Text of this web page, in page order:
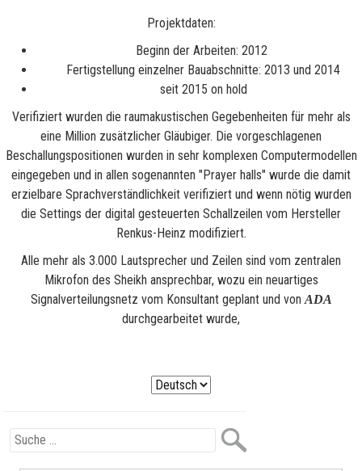
Projektdaten:
Beginn der Arbeiten: 2012
Fertigstellung einzelner Bauabschnitte: 2013 und 2014
seit 2015 on hold
Verifiziert wurden die raumakustischen Gegebenheiten für mehr als
eine Million zusätzlicher Gläubiger. Die vorgeschlagenen
Beschallungspositionen wurden in sehr komplexen Computermodellen
eingegeben und in allen sogenannten "Prayer halls" wurde die damit
erzielbare Sprachverständlichkeit verifiziert und wenn nötig wurden
die Settings der digital gesteuerten Schallzeilen vom Hersteller
Renkus-Heinz modifiziert.
Alle mehr als 3.000 Lautsprecher und Zeilen sind vom zentralen
Mikrofon des Sheikh ansprechbar, wozu ein neuartiges
Signalverteilungsnetz vom Konsultant geplant und vonADA
durchgearbeitet wurde,